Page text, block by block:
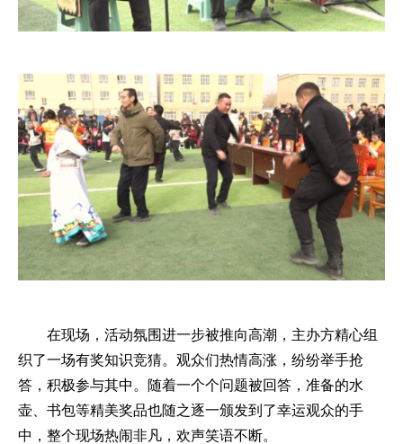
在现场，活动氛围进一步被推向高潮，主办方精心组
织了一场有奖知识竞猜。观众们热情高涨，纷纷举手抢
答，积极参与其中。随着一个个问题被回答，准备的水
壶、书包等精美奖品也随之逐一颁发到了幸运观众的手
中，整个现场热闹非凡，欢声笑语不断。